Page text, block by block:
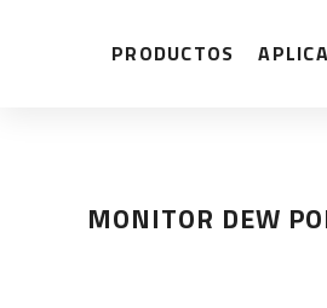
PRODUCTOS
MONITOR DEW